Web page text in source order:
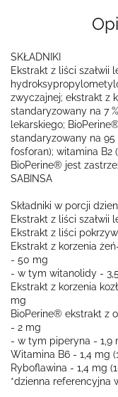
SKŁADNIKI
Ekstrakt z liści szałwii
zwyczajnej; ekstrakt z
standaryzowany na 7
lekarskiego;
standaryzowany na
fosforan); witamina B2
BioPerine® jest
SABINSA
Składniki w porcji
Ekstrakt z liści szałwii
Ekstrakt z liści
Ekstrakt z korzenia
- 50 mg
- w tym witanolidy -
Ekstrakt z korzenia
mg
BioPerine® ekstrakt z
- 2 mg
- w tym piperyna - 1,9
Witamina B6 - 1,4 mg
Ryboflawina - 1,4 mg
*dzienna referencyjna